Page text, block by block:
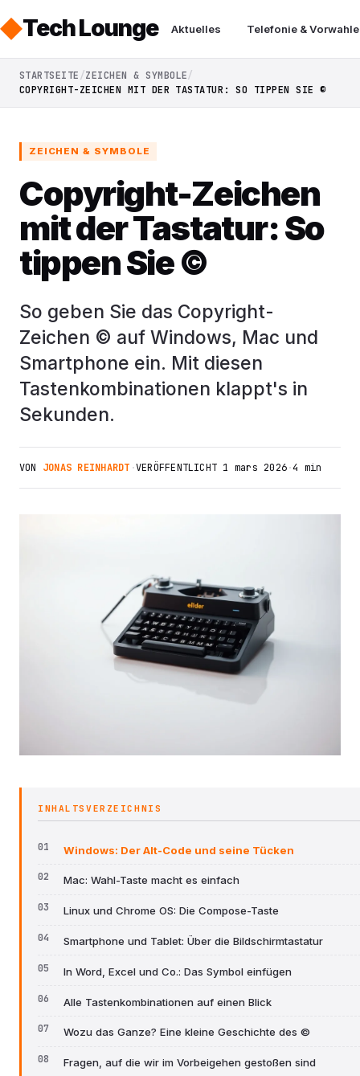
Tech Lounge Aktuelles Telefonie &
STARTSEITE
ZEICHEN & SYMBOLE
COPYRIGHT-ZEICHEN MIT DER TASTATUR: SO TIPPEN SIE ©
ZEICHEN & SYMBOLE
Copyright-Zeichen
mit der Tastatur: So
tippen Sie ©
So geben Sie das Copyright-
Zeichen © auf Windows, Mac und
Smartphone ein. Mit diesen
Tastenkombinationen klappt's in
Sekunden.
VON JONAS REINHARDT ·VERÖFFENTLICHT 1 mars 2026·4 min
INHALTSVERZEICHNIS
Windows: Der Alt-Code und seine Tücken
Mac: Wahl-Taste macht es einfach
Linux und Chrome OS: Die Compose-Taste
Smartphone und Tablet: Über die Bildschirmtastatur
In Word, Excel und Co.: Das Symbol einfügen
Alle Tastenkombinationen auf einen Blick
Wozu das Ganze? Eine kleine Geschichte des ©
Fragen, auf die wir im Vorbeigehen gestoßen sind